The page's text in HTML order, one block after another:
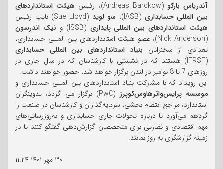
آندریاس بارکو(Andreas Barckow)، رئیس
هیئت استانداردهای
بین المللی حسابداری (IASB)، سو لوید (Sue Lloyd) نایب رئیس
هیئت استانداردهای بین المللی پایداری (ISSB) و
نیک اندرسون
(Nick Anderson)، عضو هیئت استانداردهای بین المللی حسابداری،
تعدادی از سخنرانان بنیاد استانداردهای بین المللی حسابداری
(IFRSF) هستند که در نشستی با کارشناسان که در سال جاری در
روزهای 7 تا 8 نوامبر در لندن برگزار خواهد شد، حضور خواهند داشت.
این رویداد که با مشارکت بنیاد استانداردهای بین المللی حسابداری و
موسسه پرایس‌واترهاوس‌کوپرز
(PwC) برگزار می گردد، تدوینگران
استاندارد، مراجع انتظام بخشی، سرمایه‌گذاران و کارشناسان در صنعت را
گردهم می‌آورد تا درباره تحولات جاری حسابداری و به‌روزرسانی‌های
مهم اقتصادی و نظارتی برای متخصصان گزارش‌دهی گفتگو کنند تا در
زمینه گزارشگری به روز بمانند.
۳۰ مهر ۱۴۰۱
۱۱:۲۴